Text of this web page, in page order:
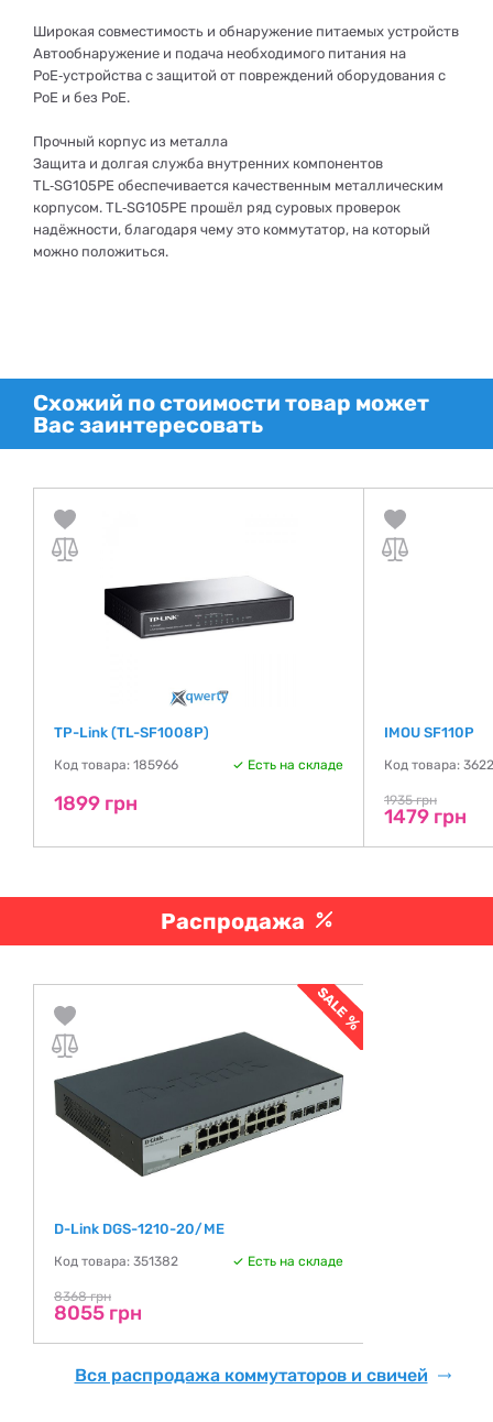
Широкая совместимость и обнаружение питаемых устройств
Автообнаружение и подача необходимого питания на
PoE‑устройства с защитой от повреждений оборудования с
PoE и без PoE.
Прочный корпус из металла
Защита и долгая служба внутренних компонентов
TL‑SG105PE обеспечивается качественным металлическим
корпусом. TL‑SG105PE прошёл ряд суровых проверок
надёжности, благодаря чему это коммутатор, на который
можно положиться.
Схожий по стоимости товар может
Вас заинтересовать
TP-Link (TL-SF1008P)
Код товара: 185966 Есть на складе
1899 грн
IMOU SF110P
Код товара:
1935 грн
1479 грн
Распродажа
D-Link DGS-1210-20/ME
Код товара: 351382 Есть на складе
8368 грн
8055 грн
Вся распродажа коммутаторов и свичей